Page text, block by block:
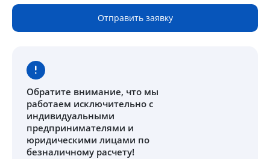
Отправить заявку
Обратите внимание, что мы
работаем исключительно с
индивидуальными
предпринимателями и
юридическими лицами по
безналичному расчету!